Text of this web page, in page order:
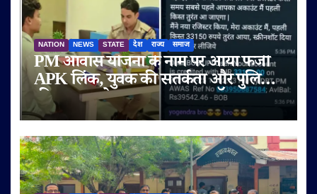
NATION NEWS STATE देश राज्य समाज
PM आवास योजना के नाम पर आया फर्जी
APK लिंक, युवक की सतर्कता और पुलिस
की तत्परता से टला बड़ा साइबर फ्रॉड